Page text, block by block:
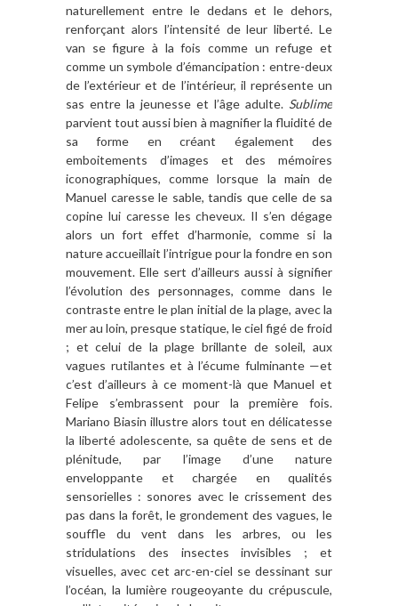
naturellement entre le dedans et le dehors,
renforçant alors l’intensité de leur liberté. Le
van se figure à la fois comme un refuge et
comme un symbole d’émancipation : entre-deux
de l’extérieur et de l’intérieur, il représente un
sas entre la jeunesse et l’âge adulte. Sublime
parvient tout aussi bien à magnifier la fluidité de
sa forme en créant également des
emboitements d’images et des mémoires
iconographiques, comme lorsque la main de
Manuel caresse le sable, tandis que celle de sa
copine lui caresse les cheveux. Il s’en dégage
alors un fort effet d’harmonie, comme si la
nature accueillait l’intrigue pour la fondre en son
mouvement. Elle sert d’ailleurs aussi à signifier
l’évolution des personnages, comme dans le
contraste entre le plan initial de la plage, avec la
mer au loin, presque statique, le ciel figé de froid
; et celui de la plage brillante de soleil, aux
vagues rutilantes et à l’écume fulminante —et
c’est d’ailleurs à ce moment-là que Manuel et
Felipe s’embrassent pour la première fois.
Mariano Biasin illustre alors tout en délicatesse
la liberté adolescente, sa quête de sens et de
plénitude, par l’image d’une nature
enveloppante et chargée en qualités
sensorielles : sonores avec le crissement des
pas dans la forêt, le grondement des vagues, le
souffle du vent dans les arbres, ou les
stridulations des insectes invisibles ; et
visuelles, avec cet arc-en-ciel se dessinant sur
l’océan, la lumière rougeoyante du crépuscule,